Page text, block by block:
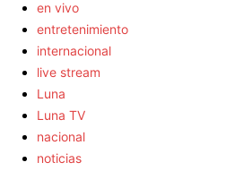
en vivo
entretenimiento
internacional
live stream
Luna
Luna TV
nacional
noticias